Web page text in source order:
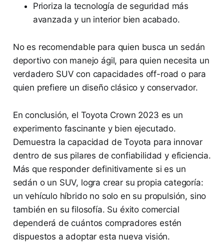
Prioriza la tecnología de seguridad más
avanzada y un interior bien acabado.
No es recomendable para quien busca un sedán
deportivo con manejo ágil, para quien necesita un
verdadero SUV con capacidades off-road o para
quien prefiere un diseño clásico y conservador.
En conclusión, el Toyota Crown 2023 es un
experimento fascinante y bien ejecutado.
Demuestra la capacidad de Toyota para innovar
dentro de sus pilares de confiabilidad y eficiencia.
Más que responder definitivamente si es un
sedán o un SUV, logra crear su propia categoría:
un vehículo híbrido no solo en su propulsión, sino
también en su filosofía. Su éxito comercial
dependerá de cuántos compradores estén
dispuestos a adoptar esta nueva visión.